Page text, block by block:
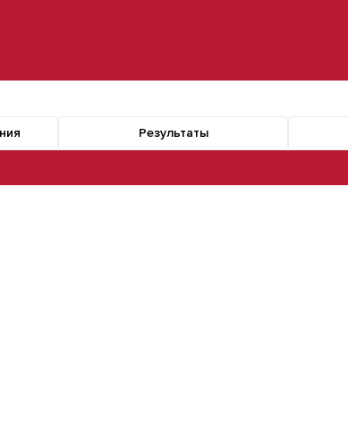
Результаты